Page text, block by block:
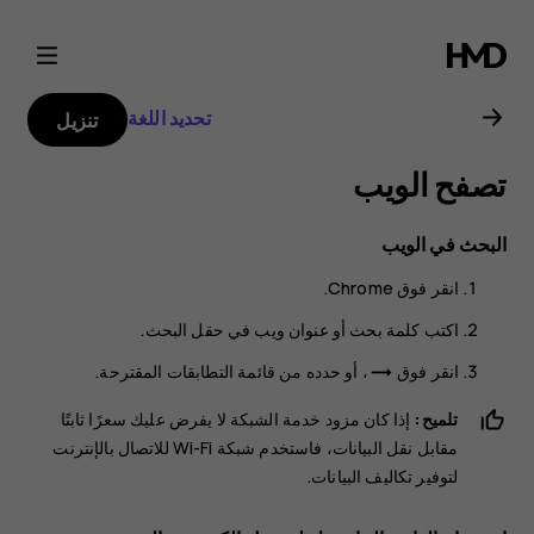
دليل
مستخدم
Nokia
G21
تحديد اللغة تنزيل
تصفح الويب
البحث في الويب
انقر فوق Chrome
.
اكتب كلمة بحث أو عنوان ويب في حقل البحث.
انقر فوق trending_flat، أو حدده من قائمة التطابقات المقترحة.
تلميح: إذا كان مزود خدمة الشبكة لا يفرض عليك سعرًا ثابتًا
مقابل نقل البيانات، فاستخدم شبكة Wi-Fi للاتصال بالإنترنت
لتوفير تكاليف البيانات.